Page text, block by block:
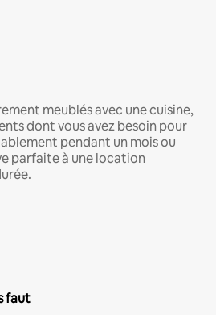
meublés avec une cuisine,
dont vous avez besoin pour
pendant un mois ou
parfaite à une location
faut